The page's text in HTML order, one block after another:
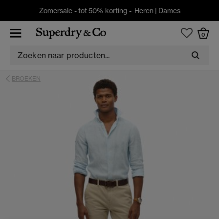
Zomersale - tot 50% korting - Heren | Dames
0
BROEKEN